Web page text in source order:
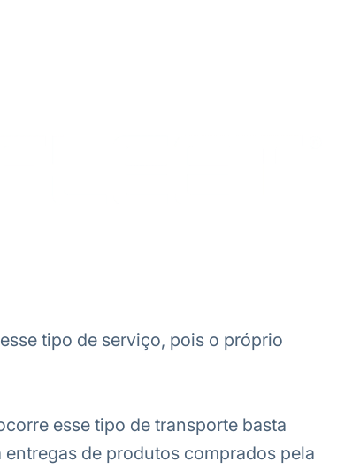
tipo de serviço, pois o próprio
esse tipo de transporte basta
de produtos comprados pela